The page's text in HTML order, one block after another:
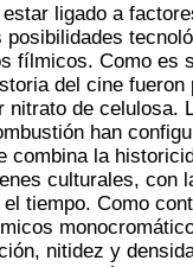
ligado a
fílmicos. Como es
del cine fueron
nitrato de celulosa.
han
combina la
culturales, con
tiempo. Como
nitidez y